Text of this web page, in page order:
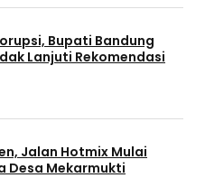
Bupati Bandung
Lanjuti Rekomendasi
Jalan Hotmix Mulai
Desa Mekarmukti